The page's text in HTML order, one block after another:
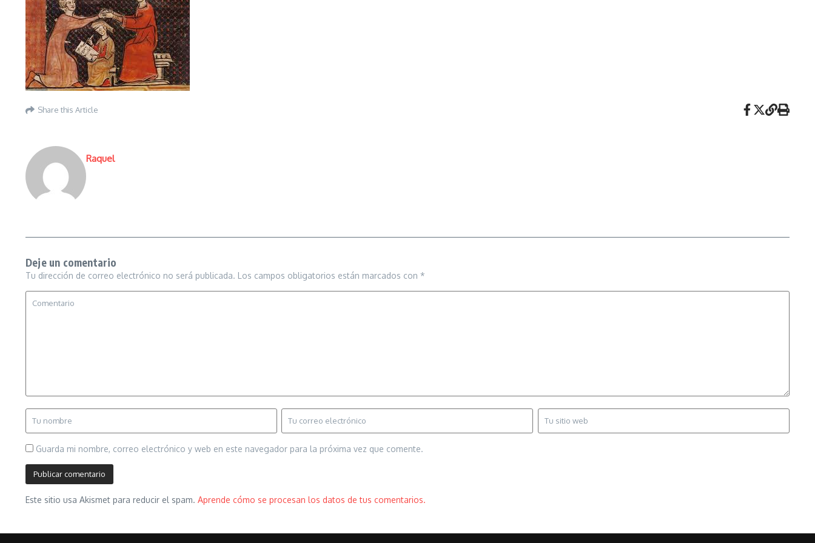
Share this Article
Raquel
Deje un comentario
Tu dirección de correo electrónico no será publicada. Los campos obligatorios están marcados con *
Guarda mi nombre, correo electrónico y web en este navegador para la próxima vez que comente.
Este sitio usa Akismet para reducir el spam. Aprende cómo se procesan los datos de tus comentarios.